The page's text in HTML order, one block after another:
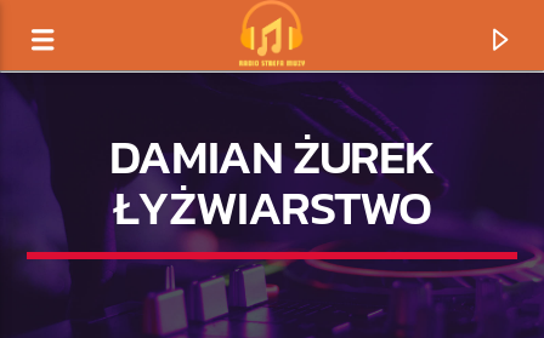
DAMIAN ŻUREK
ŁYŻWIARSTWO